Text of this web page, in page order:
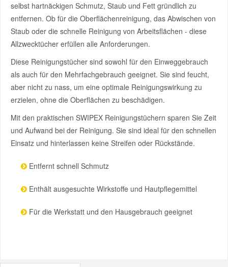
selbst hartnäckigen Schmutz, Staub und Fett gründlich zu
entfernen. Ob für die Oberflächenreinigung, das Abwischen von
Staub oder die schnelle Reinigung von Arbeitsflächen - diese
Allzwecktücher erfüllen alle Anforderungen.
Diese Reinigungstücher sind sowohl für den Einweggebrauch
als auch für den Mehrfachgebrauch geeignet. Sie sind feucht,
aber nicht zu nass, um eine optimale Reinigungswirkung zu
erzielen, ohne die Oberflächen zu beschädigen.
Mit den praktischen SWIPEX Reinigungstüchern sparen Sie Zeit
und Aufwand bei der Reinigung. Sie sind ideal für den schnellen
Einsatz und hinterlassen keine Streifen oder Rückstände.
Entfernt schnell Schmutz
Enthält ausgesuchte Wirkstoffe und Hautpflegemittel
Für die Werkstatt und den Hausgebrauch geeignet
Volvo Ersatzteile